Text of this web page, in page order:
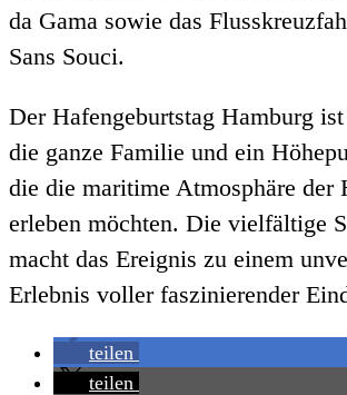
da Gama sowie das
Sans Souci.
Der Hafengeburtstag Hamburg
die ganze Familie und ein
die die maritime Atmosphäre der
erleben möchten. Die vielfältige
macht das Ereignis zu einem
Erlebnis voller faszinierender
teilen
teilen